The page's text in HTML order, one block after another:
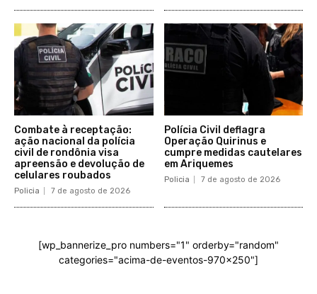
Combate à receptação:
ação nacional da polícia
civil de rondônia visa
apreensão e devolução de
celulares roubados
Policia 7 de agosto de 2026
Polícia Civil deflagra
Operação Quirinus e
cumpre medidas cautelares
em Ariquemes
Policia 7 de agosto de 2026
[wp_bannerize_pro numbers="1" orderby="random"
categories="acima-de-eventos-970x250"]